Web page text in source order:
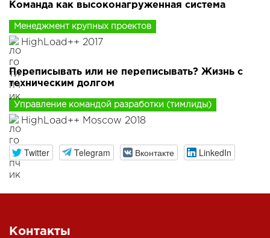
Команда как высоконагруженная система
Менеджмент крупных проектов
HighLoad++ 2017
Переписывать или не переписывать? Жизнь с
техническим долгом
Управление командой разработки (тимлиды)
HighLoad++ Moscow 2018
Twitter Telegram Вконтакте LinkedIn
Контакты